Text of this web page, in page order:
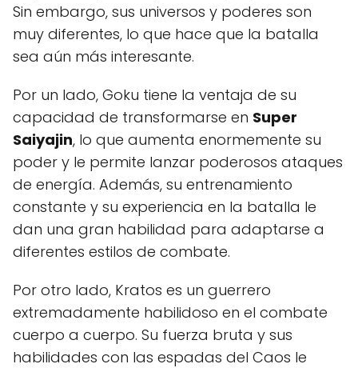
Sin embargo, sus universos y poderes son
muy diferentes, lo que hace que la batalla
sea aún más interesante.
Por un lado, Goku tiene la ventaja de su
capacidad de transformarse en Super
Saiyajin, lo que aumenta enormemente su
poder y le permite lanzar poderosos ataques
de energía. Además, su entrenamiento
constante y su experiencia en la batalla le
dan una gran habilidad para adaptarse a
diferentes estilos de combate.
Por otro lado, Kratos es un guerrero
extremadamente habilidoso en el combate
cuerpo a cuerpo. Su fuerza bruta y sus
habilidades con las espadas del Caos le